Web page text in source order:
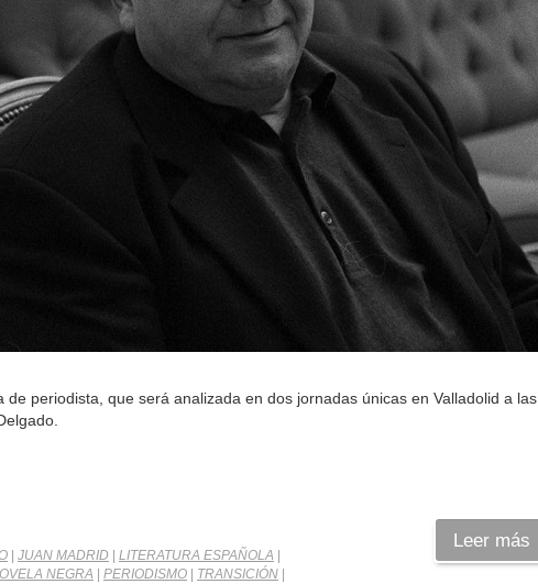
periodista, que será analizada en dos jornadas únicas en Valladolid a las
JUAN MADRID LITERATURA ESPAÑOLA
NEGRA PERIODISMO TRANSICIÓN
Leer más